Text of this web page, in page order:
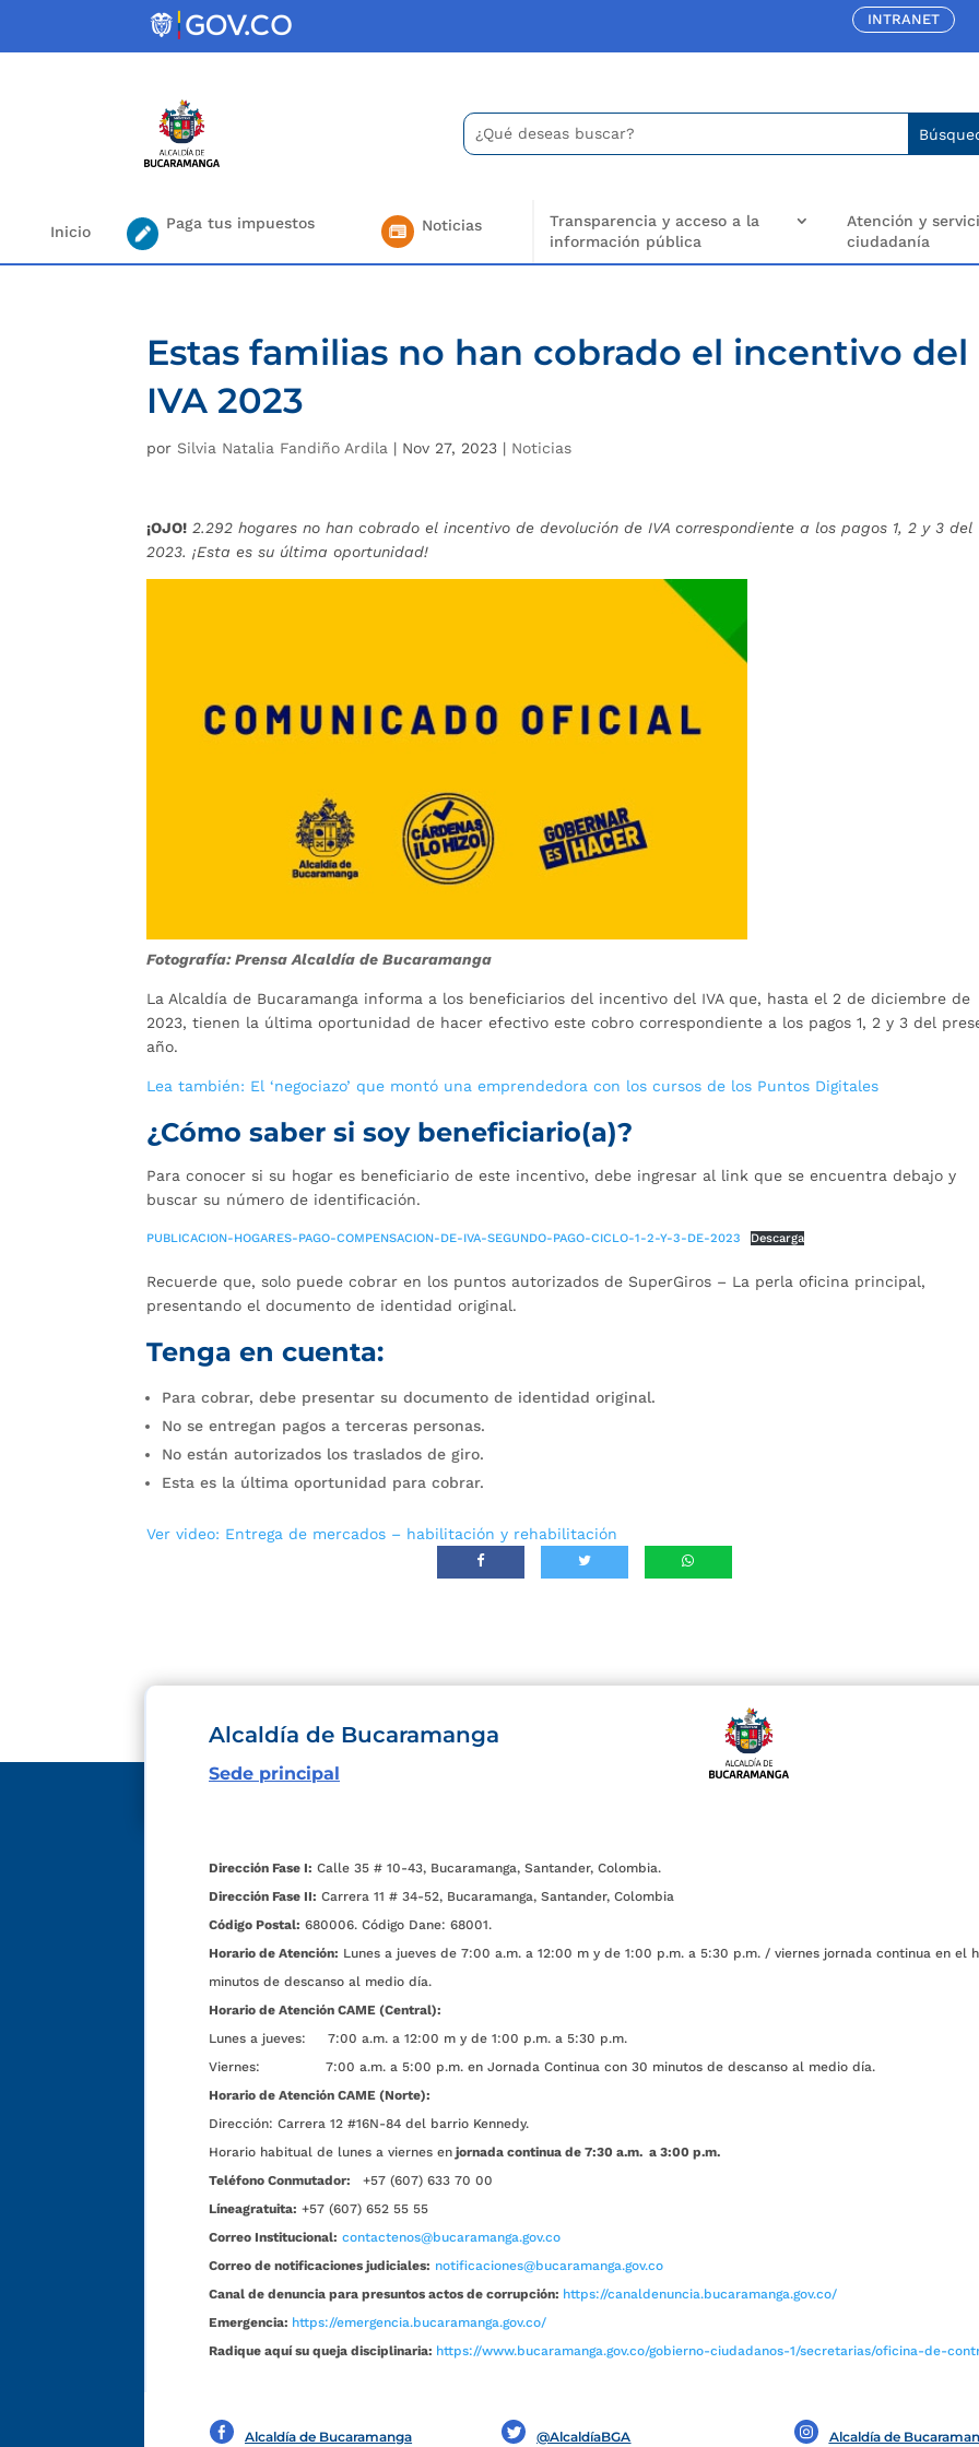
INTRANET
Buscar:
Search
for...
Inicio Paga tus impuestos Noticias
Transparencia y acceso a la
información pública
Atención y
ciudadanía
Estas familias no han cobrado el incentivo del
IVA 2023
por Silvia Natalia Fandiño Ardila | Nov 27, 2023 | Noticias
¡OJO! 2.292 hogares no han cobrado el incentivo de devolución de IVA correspondiente a los pagos 1, 2 y 3 del
2023. ¡Esta es su última oportunidad!
Fotografía: Prensa Alcaldía de Bucaramanga
La Alcaldía de Bucaramanga informa a los beneficiarios del incentivo del IVA que, hasta el 2 de diciembre de
2023, tienen la última oportunidad de hacer efectivo este cobro correspondiente a los pagos 1, 2 y 3 del
año.
Lea también: El ‘negociazo’ que montó una emprendedora con los cursos de los Puntos Digitales
¿Cómo saber si soy beneficiario(a)?
Para conocer si su hogar es beneficiario de este incentivo, debe ingresar al link que se encuentra debajo y
buscar su número de identificación.
PUBLICACION-HOGARES-PAGO-COMPENSACION-DE-IVA-SEGUNDO-PAGO-CICLO-1-2-Y-3-DE-2023 Descarga
Recuerde que, solo puede cobrar en los puntos autorizados de SuperGiros – La perla oficina principal,
presentando el documento de identidad original.
Tenga en cuenta:
Para cobrar, debe presentar su documento de identidad original.
No se entregan pagos a terceras personas.
No están autorizados los traslados de giro.
Esta es la última oportunidad para cobrar.
Ver video: Entrega de mercados – habilitación y rehabilitación
Alcaldía de Bucaramanga
Sede principal
Dirección Fase I: Calle 35 # 10-43, Bucaramanga, Santander, Colombia.
Dirección Fase II: Carrera 11 # 34-52, Bucaramanga, Santander, Colombia
Código Postal: 680006. Código Dane: 68001.
Horario de Atención: Lunes a jueves de 7:00 a.m. a 12:00 m y de 1:00 p.m. a 5:30 p.m. / viernes jornada continua en el
minutos de descanso al medio día.
Horario de Atención CAME (Central):
Lunes a jueves: 7:00 a.m. a 12:00 m y de 1:00 p.m. a 5:30 p.m.
Viernes: 7:00 a.m. a 5:00 p.m. en Jornada Continua con 30 minutos de descanso al medio día.
Horario de Atención CAME (Norte):
Dirección: Carrera 12 #16N-84 del barrio Kennedy.
Horario habitual de lunes a viernes en jornada continua de 7:30 a.m. a 3:00 p.m.
Teléfono Conmutador:
+57 (607) 633 70 00
Líneagratuita: +57 (607) 652 55 55
Correo Institucional: contactenos@bucaramanga.gov.co
Correo de notificaciones judiciales: notificaciones@bucaramanga.gov.co
Canal de denuncia para presuntos actos de corrupción: https://canaldenuncia.bucaramanga.gov.co/
Emergencia: https://emergencia.bucaramanga.gov.co/
Radique aquí su queja disciplinaria: https://www.bucaramanga.gov.co/gobierno-ciudadanos-1/secretarias/oficina-de-
Alcaldía de Bucaramanga @AlcaldíaBGA Alcaldía de